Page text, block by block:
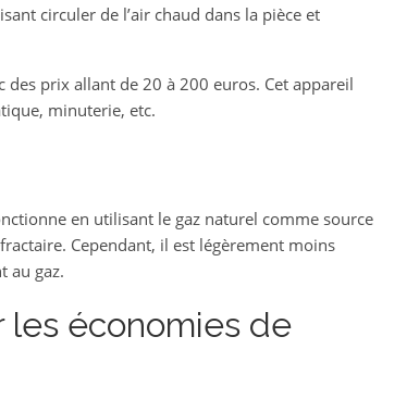
circuler de l’air chaud dans la pièce et
prix allant de 20 à 200 euros. Cet appareil
minuterie, etc.
en utilisant le gaz naturel comme source
Cependant, il est légèrement moins
au gaz.
les économies de